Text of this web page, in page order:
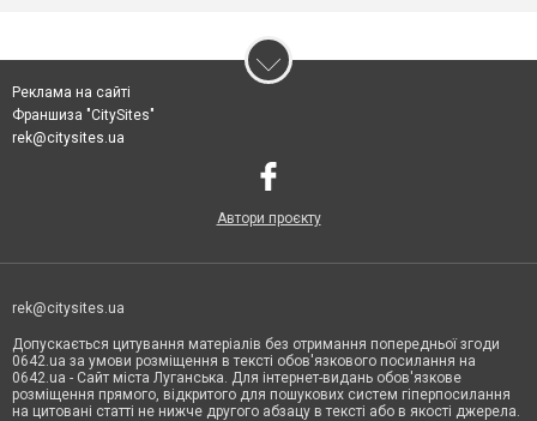
Реклама на сайті
Франшиза "CitySites"
rek@citysites.ua
Автори проєкту
rek@citysites.ua
Допускається цитування матеріалів без отримання попередньої згоди
0642.ua за умови розміщення в тексті обов'язкового посилання на
0642.ua - Сайт міста Луганська. Для інтернет-видань обов'язкове
розміщення прямого, відкритого для пошукових систем гіперпосилання
на цитовані статті не нижче другого абзацу в тексті або в якості джерела.